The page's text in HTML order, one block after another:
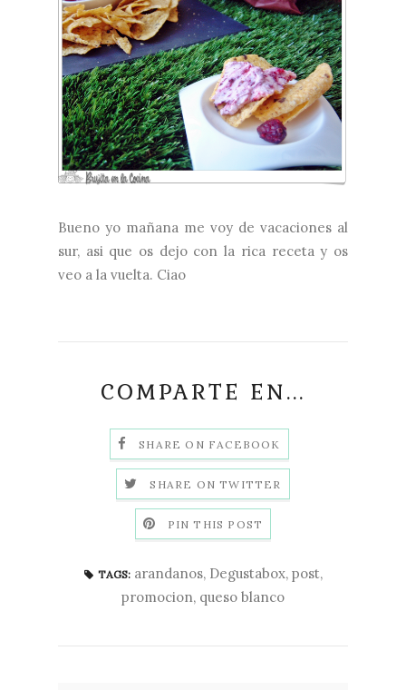
Bueno yo mañana me voy de vacaciones al
sur, asi que os dejo con la rica receta y os
veo a la vuelta. Ciao
COMPARTE EN...
SHARE ON FACEBOOK
SHARE ON TWITTER
PIN THIS POST
TAGS: arandanos, Degustabox, post,
promocion, queso blanco